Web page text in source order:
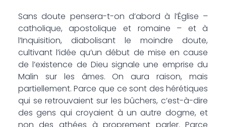
Sans doute pensera-t-on d’abord à l’Église –
catholique, apostolique et romaine – et à
l’Inquisition, diabolisant le moindre doute,
cultivant l’idée qu’un début de mise en cause
de l’existence de Dieu signale une emprise du
Malin sur les âmes. On aura raison, mais
partiellement. Parce que ce sont des hérétiques
qui se retrouvaient sur les bûchers, c’est-à-dire
des gens qui croyaient à un autre dogme, et